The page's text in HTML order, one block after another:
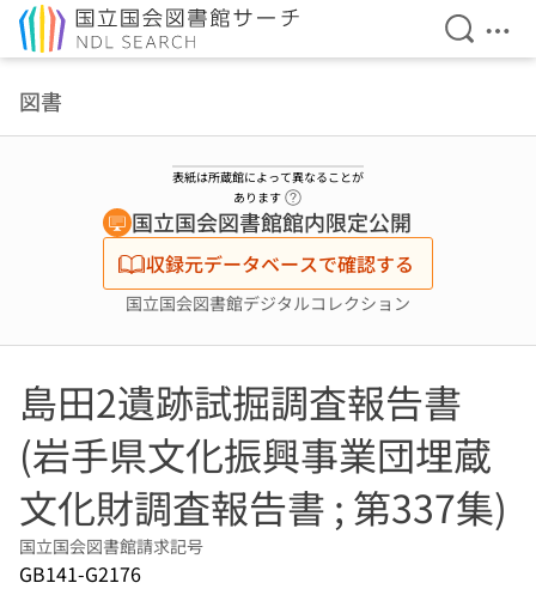
検索を
メ
図書
表紙は所蔵館によって異なることが
あります
国立国会図書館館内限定公開
収録元データベースで確認する
国立国会図書館デジタルコレクション
島田2遺跡試掘調査報告書
(岩手県文化振興事業団埋蔵
文化財調査報告書 ; 第337集)
国立国会図書館請求記号
GB141-G2176